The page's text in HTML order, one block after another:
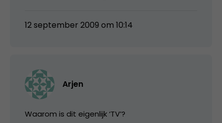
12 september 2009 om 10:14
Arjen
Waarom is dit eigenlijk ‘TV’?